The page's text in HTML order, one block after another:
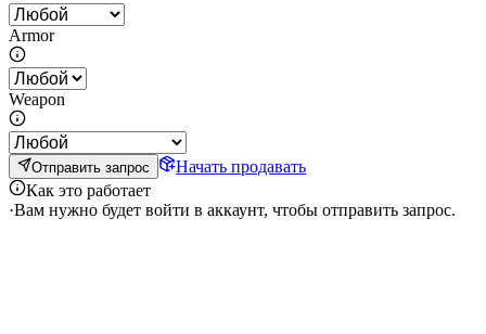
Armor
Weapon
Отправить запрос
Начать продавать
Как это работает
·Вам нужно будет войти в аккаунт, чтобы отправить запрос.